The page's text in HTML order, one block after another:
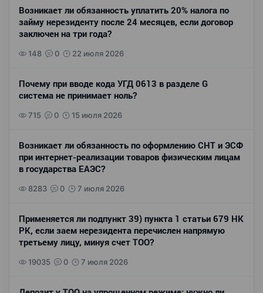
Возникает ли обязанность уплатить 20% налога по
займу нерезиденту после 24 месяцев, если договор
заключен на три года?
148 0 22 июля 2026
Почему при вводе кода УГД 0613 в разделе G
система не принимает ноль?
715 0 15 июля 2026
Возникает ли обязанность по оформлению СНТ и ЭСФ
при интернет-реализации товаров физическим лицам
в государства ЕАЭС?
8283 0 7 июля 2026
Применяется ли подпункт 39) пункта 1 статьи 679 НК
РК, если заем нерезидента перечислен напрямую
третьему лицу, минуя счет ТОО?
19035 0 7 июля 2026